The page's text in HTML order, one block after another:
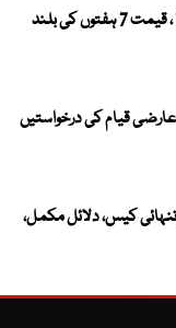
عالمی مارکیٹ میں سونا مزید مہنگا ، قیمت 7 ہفتوں کی بلند
قیام کی درخواستیں
تنہائی کیس، دلائل مکمل،